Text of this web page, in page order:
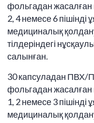
фольгадан жасалған
2, 4 немесе 6
медициналық
тілдеріндегі
салынған.
30 капсуладан
фольгадан жасалған
1, 2 немесе 3
медициналық